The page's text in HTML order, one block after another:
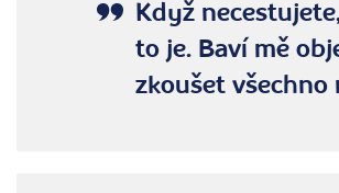
Když
to je. Baví mě
zkoušet všechno